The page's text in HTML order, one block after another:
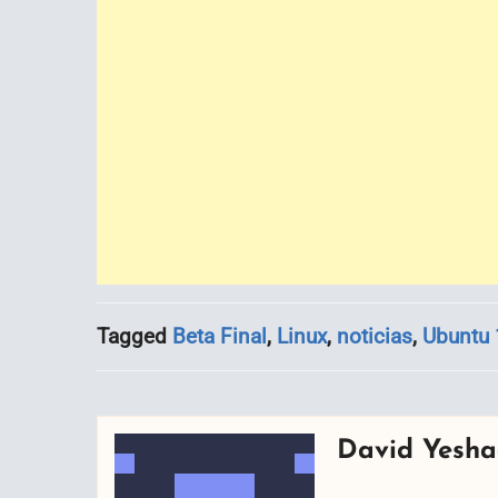
Tagged Beta Final, Linux, noticias, Ubuntu
David